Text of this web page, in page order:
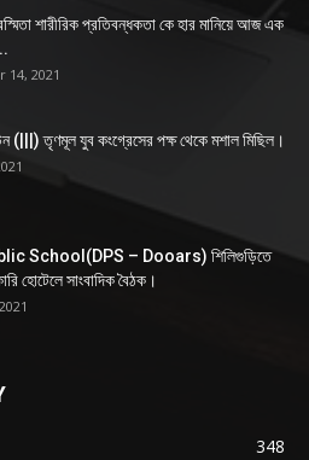
শারীরিক প্রতিবন্ধকতা কে হার মানিয়ে আজ এক
14, 2021
(|||) তৃণমূল যুব কংগ্রেসের পক্ষ থেকে মশাল মিছিল।
School(DPS – Dooars) শিলিগুড়িতে
হোটেলে সাংবাদিক বৈঠক।
348